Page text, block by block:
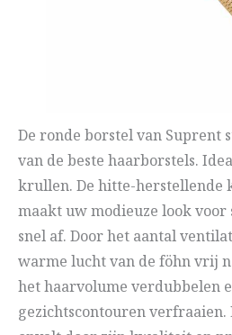
De ronde borstel van Suprent
van de beste haarborstels.
krullen. De hitte-herstellende
maakt uw modieuze look
snel af. Door het aantal
warme lucht van de föhn vrij
het haarvolume verdubbelen
gezichtscontouren verfraaien.